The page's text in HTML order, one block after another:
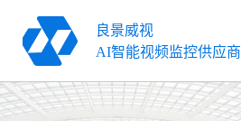
良景威视
AI智能视频监控供应商
下
解